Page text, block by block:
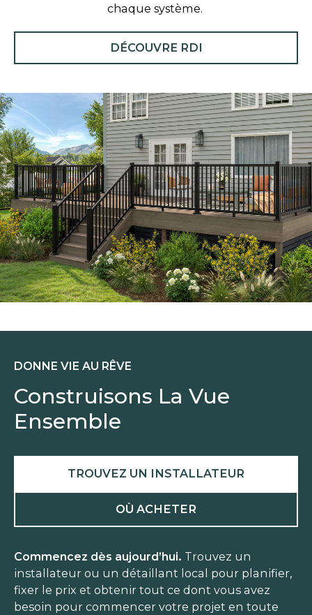
chaque système.
DÉCOUVRE RDI
DONNE VIE AU RÊVE
Construisons La Vue
Ensemble
TROUVEZ UN INSTALLATEUR
OÙ ACHETER
Commencez dès aujourd’hui. Trouvez un
installateur ou un détaillant local pour planifier,
fixer le prix et obtenir tout ce dont vous avez
besoin pour commencer votre projet en toute